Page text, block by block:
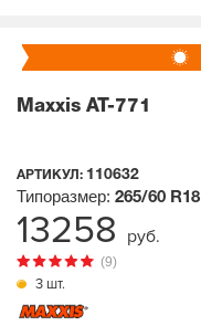
Maxxis AT-771
АРТИКУЛ: 110632
3 шт.
(9)
Типоразмер: 265/60 R18
13258 руб.